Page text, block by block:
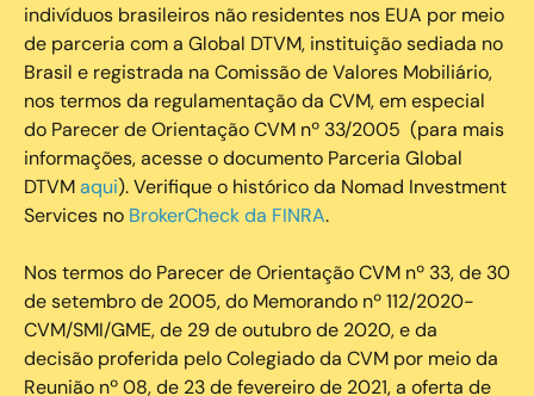
indivíduos brasileiros não residentes nos EUA por meio
de parceria com a Global DTVM, instituição sediada no
Brasil e registrada na Comissão de Valores Mobiliário,
nos termos da regulamentação da CVM, em especial
do Parecer de Orientação CVM nº 33/2005 (para mais
informações, acesse o documento Parceria Global
DTVMaqui). Verifique o histórico da Nomad Investment
Services no BrokerCheck da FINRA.
Nos termos do Parecer de Orientação CVM nº 33, de 30
de setembro de 2005, do Memorando nº 112/2020-
CVM/SMI/GME, de 29 de outubro de 2020, e da
decisão proferida pelo Colegiado da CVM por meio da
Reunião nº 08, de 23 de fevereiro de 2021, a oferta de